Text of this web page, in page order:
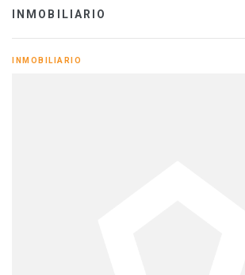
INMOBILIARIO
INMOBILIARIO